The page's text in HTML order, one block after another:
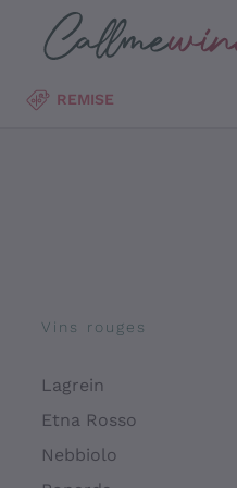
Passer au contenu principal
REMISE
Vins rouges
Lagrein
Etna Rosso
Nebbiolo